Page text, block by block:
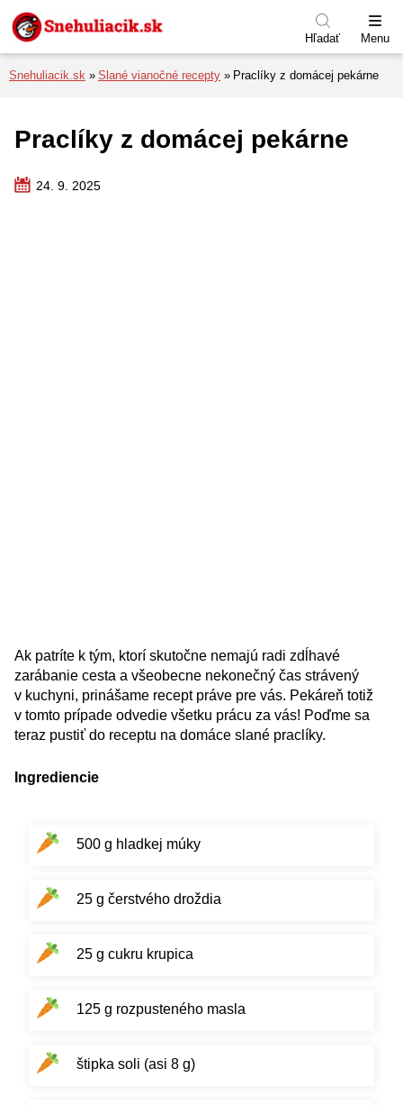
Preskočiť na menu
Preskočiť na obsah
Preskočiť na pätu
Hľadať Menu
Snehuliacik.sk Slané vianočné recepty Praclíky z domácej pekárne
Praclíky z domácej pekárne
24. 9. 2025
Ak patríte k tým, ktorí skutočne nemajú radi zdĺhavé
zarábanie cesta a všeobecne nekonečný čas strávený
v kuchyni, prinášame recept práve pre vás. Pekáreň totiž
v tomto prípade odvedie všetku prácu za vás! Poďme sa
teraz pustiť do receptu na domáce slané praclíky.
Ingrediencie
500 g hladkej múky
25 g čerstvého droždia
25 g cukru krupica
125 g rozpusteného masla
štipka soli (asi 8 g)